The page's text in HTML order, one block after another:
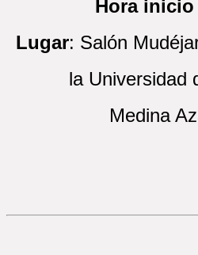
Hora inicio
Lugar: Salón
la Universidad
Medina